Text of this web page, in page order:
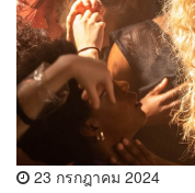
23 กรกฎาคม 2024